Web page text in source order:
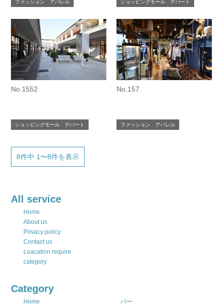
ファッション アパレル ショッピングモール デパート
No.1552
ショッピングモール デパート
No.157
ファッション アパレル
8件中 1〜8件を表示
All service
Home
About us
Privacy policy
Contact us
Loacation require
category
Category
Home
バー